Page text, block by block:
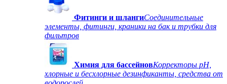
Фитинги и шлангиСоединительные
элементы, фитинги, краники на бак и трубки для
фильтров
Химия для бассейновКорректоры рН,
хлорные и бесхлорные дезинфиканты, средства от